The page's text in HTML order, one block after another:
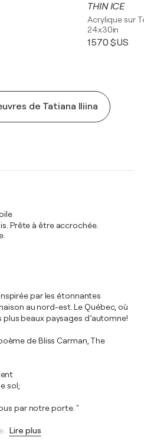
THIN ICE
Acrylique sur
24x30in
1 570 $US
de Tatiana Iliina
Prête à être accrochée.
par les étonnantes
au nord-est. Le Québec, où
beaux paysages d’automne!
de Bliss Carman, The
sol;
par notre porte. "
Lire plus